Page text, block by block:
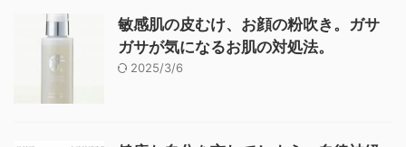
敏感肌の皮むけ、お顔の粉吹き。ガサ
ガサが気になるお肌の対処法。
2025/3/6